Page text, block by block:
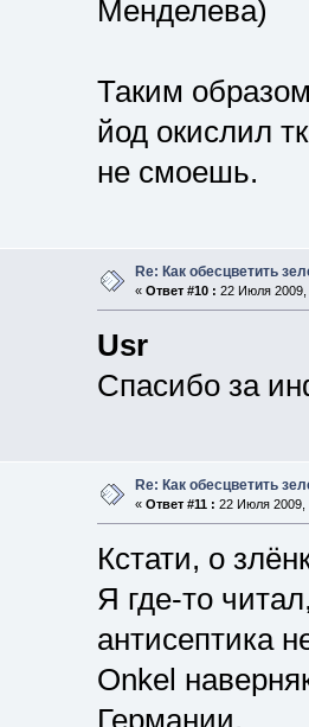
Менделева)
Таким
йод окислил
не смоешь.
Re: Как обесцветить
« Ответ #10 : 22 Июля 2009,
Usr
Спасибо за
Re: Как обесцветить
« Ответ #11 : 22 Июля 2009,
Кстати, о
Я где-то
антисептика
Onkel